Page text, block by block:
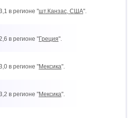
в регионе "шт.Канзас, США".
в регионе "Греция".
в регионе "Мексика".
в регионе "Мексика".